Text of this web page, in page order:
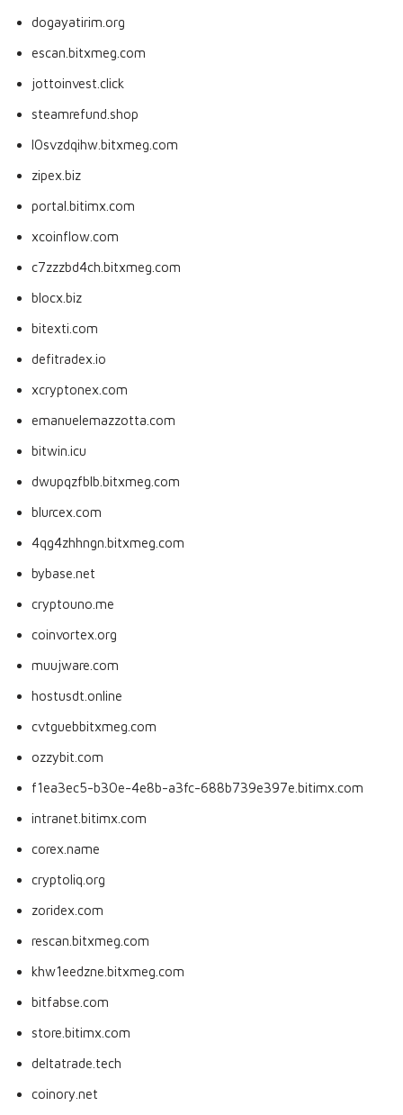
dogayatirim.org
escan.bitxmeg.com
jottoinvest.click
steamrefund.shop
l0svzdqihw.bitxmeg.com
zipex.biz
portal.bitimx.com
xcoinflow.com
c7zzzbd4ch.bitxmeg.com
blocx.biz
bitexti.com
defitradex.io
xcryptonex.com
emanuelemazzotta.com
bitwin.icu
dwupqzfblb.bitxmeg.com
blurcex.com
4qg4zhhngn.bitxmeg.com
bybase.net
cryptouno.me
coinvortex.org
muujware.com
hostusdt.online
cvtguebbitxmeg.com
ozzybit.com
f1ea3ec5-b30e-4e8b-a3fc-688b739e397e.bitimx.com
intranet.bitimx.com
corex.name
cryptoliq.org
zoridex.com
rescan.bitxmeg.com
khw1eedzne.bitxmeg.com
bitfabse.com
store.bitimx.com
deltatrade.tech
coinory.net